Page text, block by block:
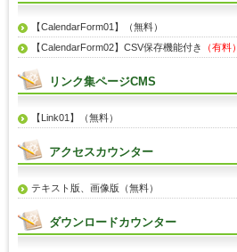
【CalendarForm01】（無料）
【CalendarForm02】CSV保存機能付き
（有料）
リンク集ページCMS
【Link01】（無料）
アクセスカウンター
テキスト版、画像版（無料）
ダウンロードカウンター